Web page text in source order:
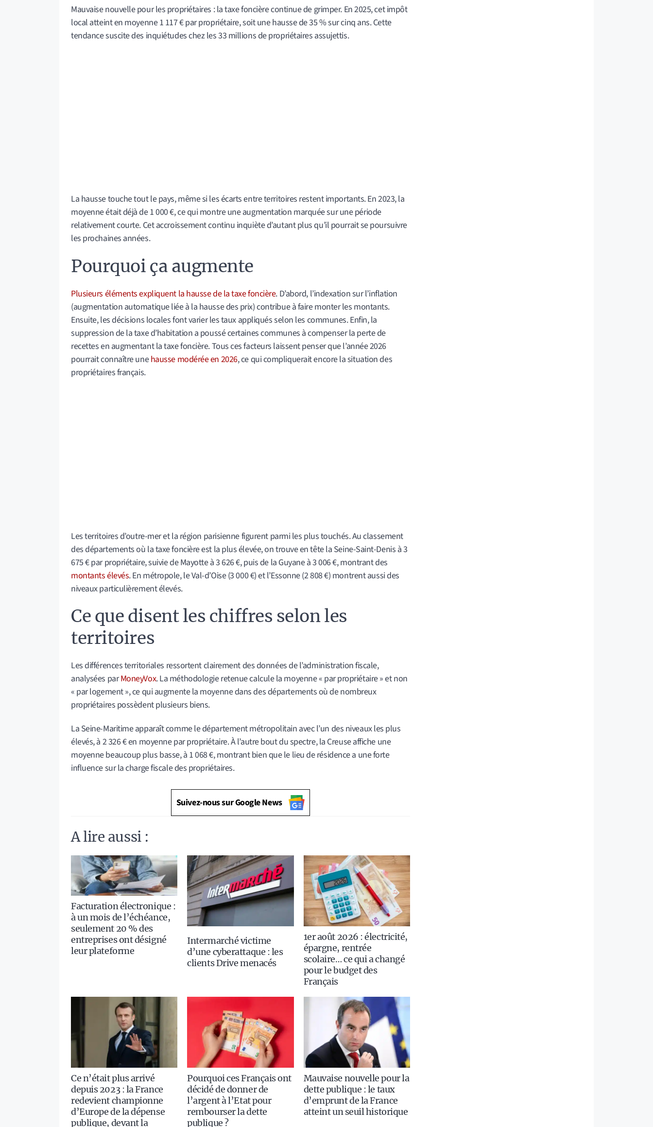
Mauvaise nouvelle pour les propriétaires : la taxe foncière continue de grimper. En 2025, cet impôt
local atteint en moyenne 1 117 € par propriétaire, soit une hausse de 35 % sur cinq ans. Cette
tendance suscite des inquiétudes chez les 33 millions de propriétaires assujettis.
La hausse touche tout le pays, même si les écarts entre territoires restent importants. En 2023, la
moyenne était déjà de 1 000 €, ce qui montre une augmentation marquée sur une période
relativement courte. Cet accroissement continu inquiète d’autant plus qu’il pourrait se poursuivre
les prochaines années.
Pourquoi ça augmente
Plusieurs éléments expliquent la hausse de la taxe foncière. D’abord, l’indexation sur l’inflation
(augmentation automatique liée à la hausse des prix) contribue à faire monter les montants.
Ensuite, les décisions locales font varier les taux appliqués selon les communes. Enfin, la
suppression de la taxe d’habitation a poussé certaines communes à compenser la perte de
recettes en augmentant la taxe foncière. Tous ces facteurs laissent penser que l’année 2026
pourrait connaître unehausse modérée en 2026, ce qui compliquerait encore la situation des
propriétaires français.
Les territoires d’outre-mer et la région parisienne figurent parmi les plus touchés. Au classement
des départements où la taxe foncière est la plus élevée, on trouve en tête la Seine-Saint-Denis à 3
675 € par propriétaire, suivie de Mayotte à 3 626 €, puis de la Guyane à 3 006 €, montrant des
montants élevés. En métropole, le Val-d’Oise (3 000 €) et l’Essonne (2 808 €) montrent aussi des
niveaux particulièrement élevés.
Ce que disent les chiffres selon les
territoires
Les différences territoriales ressortent clairement des données de l’administration fiscale,
analysées parMoneyVox. La méthodologie retenue calcule la moyenne « par propriétaire » et non
« par logement », ce qui augmente la moyenne dans des départements où de nombreux
propriétaires possèdent plusieurs biens.
La Seine-Maritime apparaît comme le département métropolitain avec l’un des niveaux les plus
élevés, à 2 326 € en moyenne par propriétaire. À l’autre bout du spectre, la Creuse affiche une
moyenne beaucoup plus basse, à 1 068 €, montrant bien que le lieu de résidence a une forte
influence sur la charge fiscale des propriétaires.
Suivez-nous sur Google News
A lire aussi :
Facturation électronique :
à un mois de l’échéance,
seulement 20 % des
entreprises ont désigné
leur plateforme
Intermarché victime
d’une cyberattaque : les
clients Drive menacés
1er août 2026 : électricité,
épargne, rentrée
scolaire… ce qui a changé
pour le budget des
Français
Ce n’était plus arrivé
depuis 2023 : la France
redevient championne
d’Europe de la dépense
publique, devant la
Pourquoi ces Français ont
décidé de donner de
l’argent à l’Etat pour
rembourser la dette
publique ?
Mauvaise nouvelle pour la
dette publique : le taux
d’emprunt de la France
atteint un seuil historique